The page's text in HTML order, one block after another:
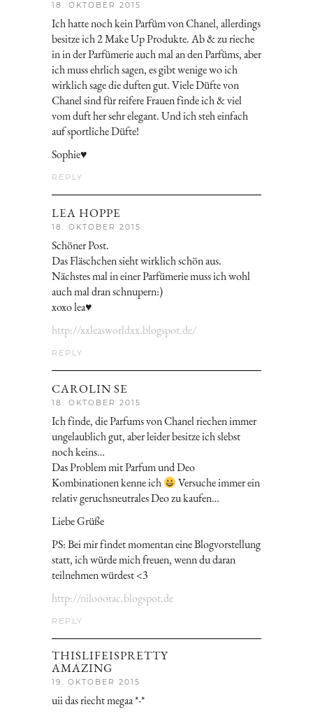
18. OKTOBER 2015
Ich hatte noch kein Parfüm von Chanel, allerdings
besitze ich 2 Make Up Produkte. Ab & zu rieche
in in der Parfümerie auch mal an den Parfüms, aber
ich muss ehrlich sagen, es gibt wenige wo ich
wirklich sage die duften gut. Viele Düfte von
Chanel sind für reifere Frauen finde ich & viel
vom duft her sehr elegant. Und ich steh einfach
auf sportliche Düfte!
Sophie♥
REPLY
LEA HOPPE
18. OKTOBER 2015
Schöner Post.
Das Fläschchen sieht wirklich schön aus.
Nächstes mal in einer Parfümerie muss ich wohl
auch mal dran schnupern:)
xoxo lea♥
http://xxleasworldxx.blogspot.de/
REPLY
CAROLIN SE
18. OKTOBER 2015
Ich finde, die Parfums von Chanel riechen immer
ungelaublich gut, aber leider besitze ich slebst
noch keins…
Das Problem mit Parfum und Deo
Kombinationen kenne ich
Versuche immer ein
relativ geruchsneutrales Deo zu kaufen…
Liebe Grüße
PS: Bei mir findet momentan eine Blogvorstellung
statt, ich würde mich freuen, wenn du daran
teilnehmen würdest <3
http://nilooorac.blogspot.de
REPLY
THISLIFEISPRETTY
AMAZING
19. OKTOBER 2015
uii das riecht megaa *-*